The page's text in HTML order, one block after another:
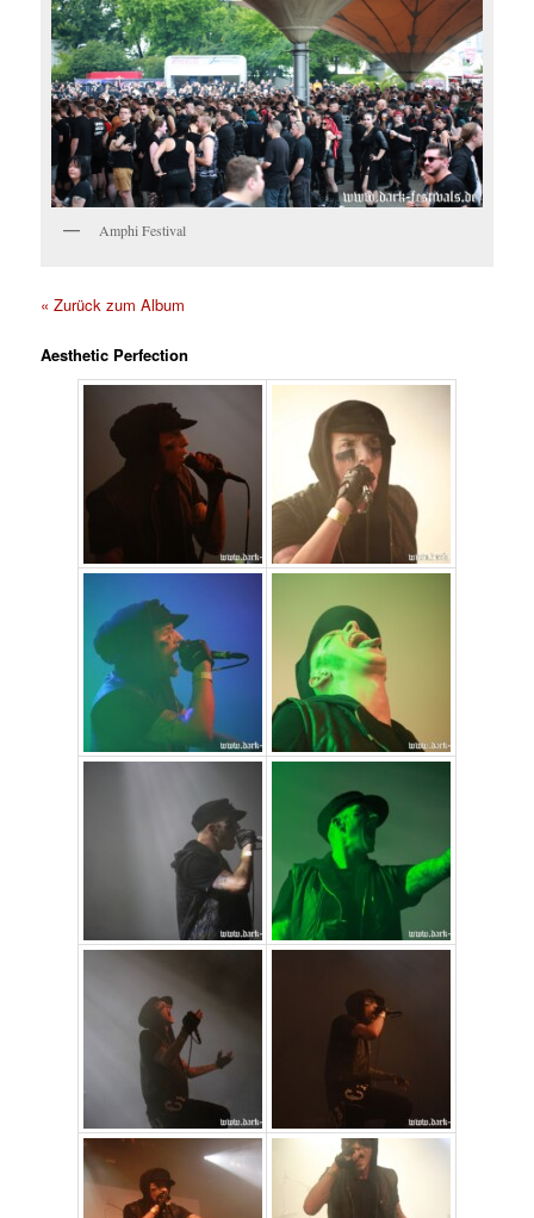
Amphi Festival
« Zurück zum Album
Aesthetic Perfection